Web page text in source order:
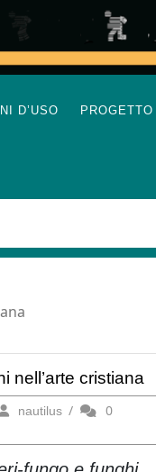
D’USO
nell’arte cristiana
nautilusnautilus
/
0